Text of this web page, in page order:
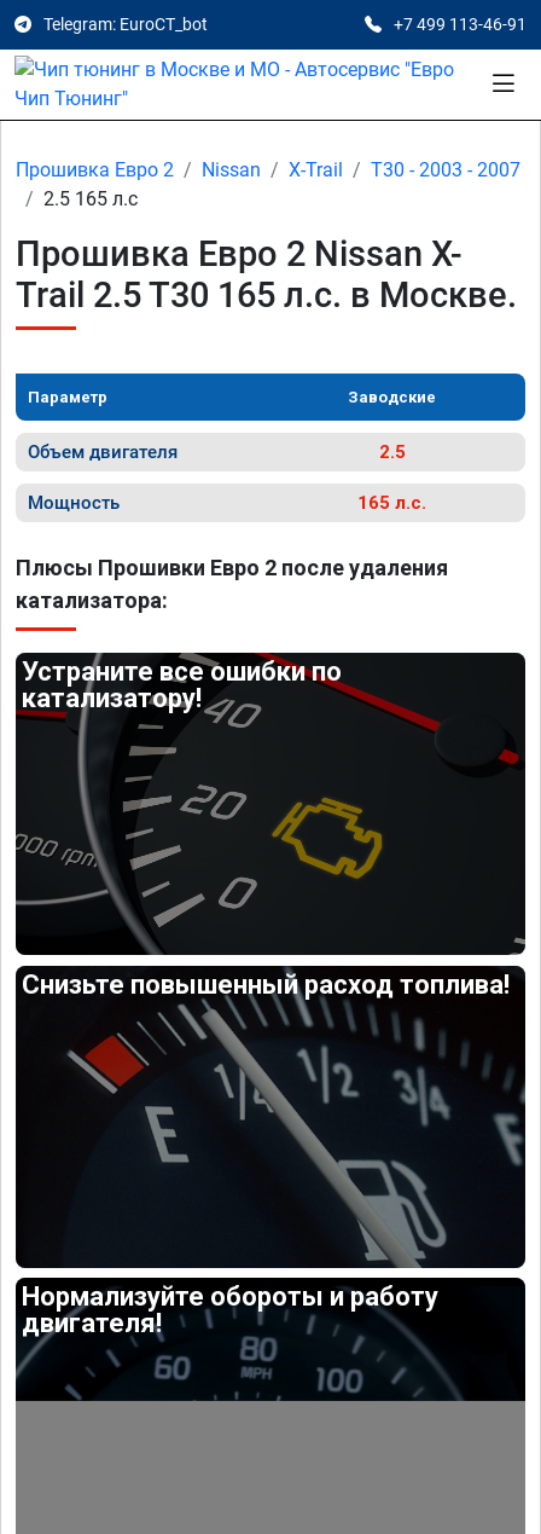
Telegram: EuroCT_bot +7 499 113-46-91
Прошивка Евро 2 Nissan X-Trail
T30 - 2003 - 2007
2.5 165 л.с
Прошивка Евро 2 Nissan X-
Trail 2.5 T30 165 л.с. в Москве.
Параметр Заводские
Объем двигателя 2.5
Мощность 165 л.с.
Плюсы Прошивки Евро 2 после удаления
катализатора:
Устраните все ошибки по
катализатору!
Снизьте повышенный расход топлива!
Нормализуйте обороты и работу
двигателя!